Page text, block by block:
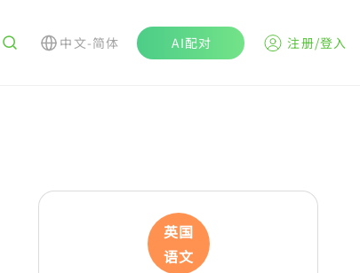
中文-简体 AI配对 注册/登入
英国
语文